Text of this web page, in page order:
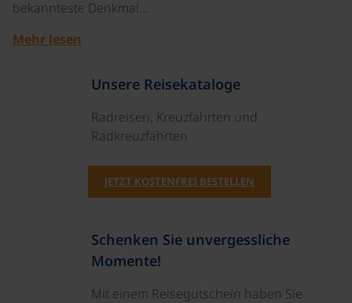
bekannteste Denkmal…
Mehr lesen
Unsere Reisekataloge
Radreisen, Kreuzfahrten und
Radkreuzfahrten
JETZT KOSTENFREI BESTELLEN
Schenken Sie unvergessliche
Momente!
Mit einem Reisegutschein haben Sie